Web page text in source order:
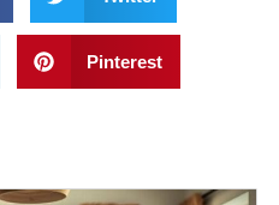
Pinterest